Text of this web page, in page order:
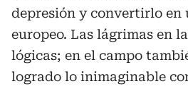
depresión y convertirlo en
europeo. Las lágrimas en
lógicas; en el campo
logrado lo inimaginable